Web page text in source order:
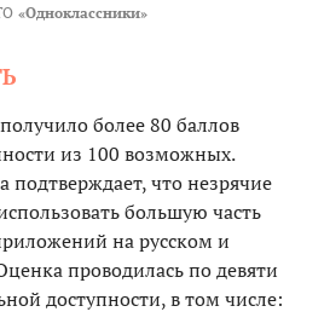
«Одноклассники»
более 80 баллов
из 100 возможных.
подтверждает, что незрячие
большую часть
на русском и
проводилась по девяти
доступности, в том числе: